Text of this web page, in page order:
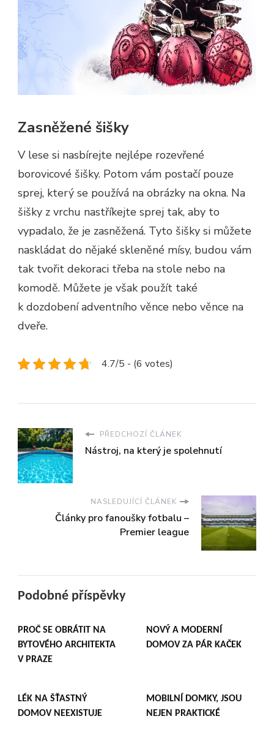
Zasněžené šišky
V lese si nasbírejte nejlépe rozevřené
borovicové šišky. Potom vám postačí pouze
sprej, který se používá na obrázky na okna. Na
šišky z vrchu nastříkejte sprej tak, aby to
vypadalo, že je zasněžená. Tyto šišky si můžete
naskládat do nějaké skleněné mísy, budou vám
tak tvořit dekoraci třeba na stole nebo na
komodě. Můžete je však použít také
k dozdobení adventního věnce nebo věnce na
dveře.
4.7/5 - (6 votes)
PŘEDCHOZÍ ČLÁNEK
Nástroj, na který je spolehnutí
NASLEDUJÍCÍ ČLÁNEK
Články pro fanoušky fotbalu –
Premier league
Podobné příspěvky
PROČ SE OBRÁTIT NA
BYTOVÉHO ARCHITEKTA
V PRAZE
NOVÝ A MODERNÍ
DOMOV ZA PÁR KAČEK
LÉK NA ŠŤASTNÝ
DOMOV NEEXISTUJE
MOBILNÍ DOMKY, JSOU
NEJEN PRAKTICKÉ